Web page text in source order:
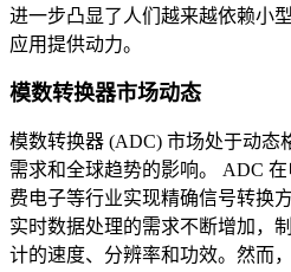
进一步凸显了人们越来越依赖小
应用提供动力。
模数转换器市场动态
模数转换器 (ADC) 市场处于动态
需求和全球趋势的影响。 ADC
费电子等行业实现精确信号转换
实时数据处理的需求不断增加，
计的速度、分辨率和功效。然而